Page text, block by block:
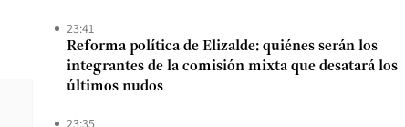
23:41
Reforma política de Elizalde: quiénes serán los
integrantes de la comisión mixta que desatará los
últimos nudos
23:35